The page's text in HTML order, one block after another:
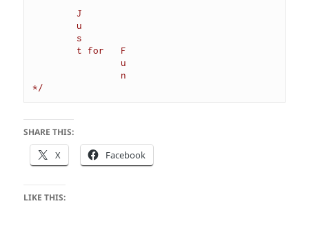
*/
SHARE THIS:
X Facebook
LIKE THIS: